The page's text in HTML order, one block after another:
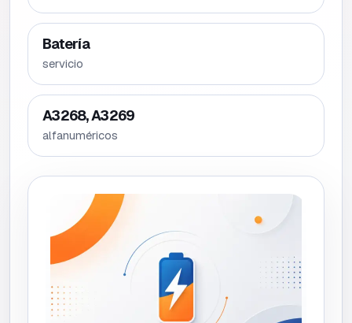
Batería
servicio
A3268, A3269
alfanuméricos